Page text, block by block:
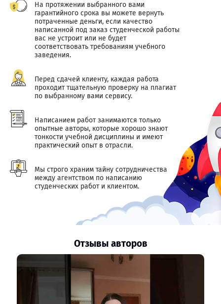
На протяжении выбранного вами
гарантийного срока вы можете вернуть
потраченные деньги, если качество
написанной под заказ студенческой работы
вас не устроит или не будет
соответствовать требованиям учебного
заведения.
Перед сдачей клиенту, каждая работа
проходит тщательную проверку на плагиат
по выбранному вами сервису.
Написанием работ занимаются только
опытные авторы, которые хорошо знают
тонкости учебной дисциплины и имеют
практический опыт в отрасли.
Мы строго храним тайну сотрудничества
между агентством по написанию
студенческих работ и клиентом.
Отзывы авторов